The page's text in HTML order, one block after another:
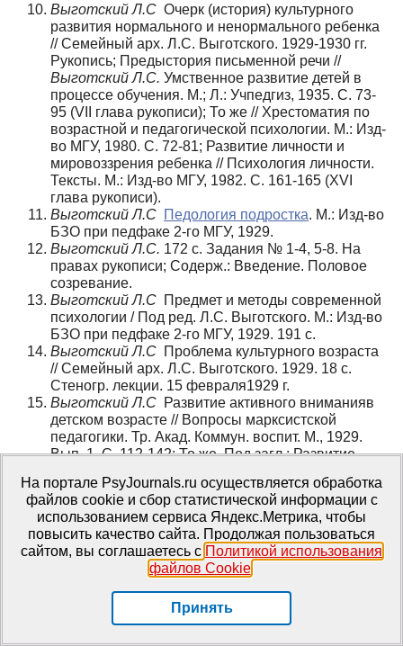
Выготский Л.С Очерк (история) культурного
развития нормального и ненормального ребенка
// Семейный арх. Л.С. Выготского. 1929-1930 гг.
Рукопись; Предыстория письменной речи //
Выготский Л.С. Умственное развитие детей в
процессе обучения. М.; Л.: Учпедгиз, 1935. С. 73-
95 (VII глава рукописи); То же // Хрестоматия по
возрастной и педагогической психологии. М.: Изд-
во МГУ, 1980. С. 72-81; Развитие личности и
мировоззрения ребенка // Психология личности.
Тексты. М.: Изд-во МГУ, 1982. С. 161-165 (XVI
глава рукописи).
Выготский Л.С Педология подростка. М.: Изд-во
БЗО при педфаке 2-го МГУ, 1929.
Выготский Л.С. 172 с. Задания № 1-4, 5-8. На
правах рукописи; Содерж.: Введение. Половое
созревание.
Выготский Л.С Предмет и методы современной
психологии / Под ред. Л.С. Выготского. М.: Изд-во
БЗО при педфаке 2-го МГУ, 1929. 191 с.
Выготский Л.С Проблема культурного возраста
// Семейный арх. Л.С. Выготского. 1929. 18 с.
Стеногр. лекции. 15 февраля1929 г.
Выготский Л.С Развитие активного вниманияв
детском возрасте // Вопросы марксистской
педагогики. Тр. Акад. Коммун. воспит. М., 1929.
Вып. 1. С. 112-142; То же. Под загл.: Развитие
Выготский Л.С.Избр. психол. исслед. М.: Изд-во
АПН РСФСР, 1956. С. 389-426; То же //
Хрестоматия по вниманию. М.: Изд-во МГУ, 1976.
С. 184-219.
Выготский Л.СРец. на кн.: Дмитриева Н.,
Ольденбург Н., Перекрестова Л. Школьная
драматическая работа на основе исследования
детского творчества. М.; Л.: ГИЗ, 1928 // Искусство
в школе. 1929. № 8. С. 29-31.
Выготский Л.СРец. на кн.: Кашкаров Д.Н.
На портале PsyJournals.ru осуществляется обработка
файлов cookie и сбор статистической информации с
использованием сервиса Яндекс.Метрика, чтобы
повысить качество сайта. Продолжая пользоваться
сайтом, вы соглашаетесь с Политикой использования
файлов Cookie.
Принять